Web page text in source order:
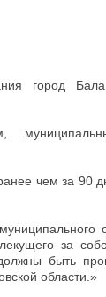
город
чем за 90
за
быть
области.»